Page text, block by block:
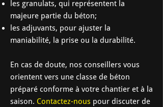
les granulats, qui représentent la
majeure partie du béton;
les adjuvants, pour ajuster la
maniabilité, la prise ou la durabilité.
En cas de doute, nos conseillers vous
orientent vers une classe de béton
préparé conforme à votre chantier et à la
saison. Contactez-nous pour discuter de